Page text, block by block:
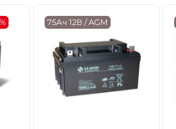
75Ач 12В / AGM